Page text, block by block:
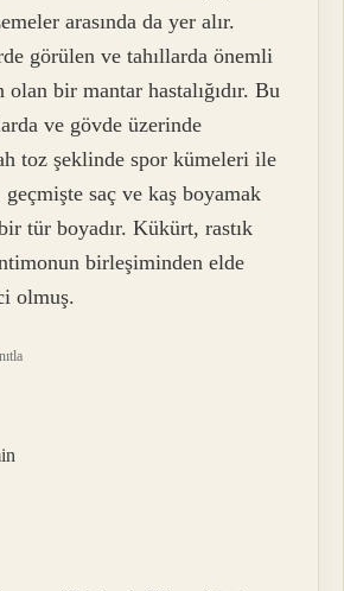
arasında da yer alır.
görülen ve tahıllarda önemli
olan bir mantar hastalığıdır. Bu
ve gövde üzerinde
toz şeklinde spor kümeleri ile
geçmişte saç ve kaş boyamak
tür boyadır. Kükürt, rastık
birleşiminden elde
olmuş.